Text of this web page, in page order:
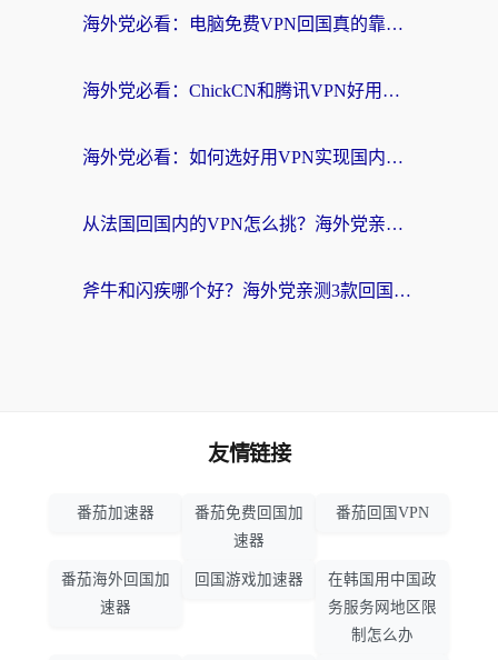
海外党必看：电脑免费VPN回国真的靠谱吗？附实测对比与最优方案指南
海外党必看：ChickCN和腾讯VPN好用吗？3招选对回国加速器，告别地区限制
海外党必看：如何选好用VPN实现国内资源无缝访问？从越南到全球都适用
从法国回国内的VPN怎么挑？海外党亲测：稳定、多端、安全才是关键
斧牛和闪疾哪个好？海外党亲测3款回国加速器，教你选到不踩坑的那一款
友情链接
番茄加速器
番茄免费回国加
速器
番茄回国VPN
番茄海外回国加
速器
回国游戏加速器
在韩国用中国政
务服务网地区限
制怎么办